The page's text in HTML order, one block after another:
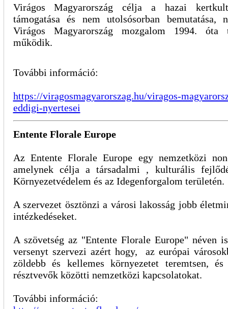
Virágos Magyarország célja a hazai
támogatása és nem utolsósorban bemutatása,
Virágos Magyarország mozgalom 1994. óta
működik.
További információ:
https://viragosmagyarorszag.hu/viragos-
eddigi-nyertesei
Entente Florale Europe
Az Entente Florale Europe egy nemzetközi
amelynek célja a társadalmi , kulturális
Környezetvédelem és az Idegenforgalom területén.
A szervezet ösztönzi a városi lakosság jobb
intézkedéseket.
A szövetség az "Entente Florale Europe" néven
versenyt szervezi azért hogy, az európai
zöldebb és kellemes környezetet teremtsen,
résztvevők közötti nemzetközi kapcsolatokat.
További információ: